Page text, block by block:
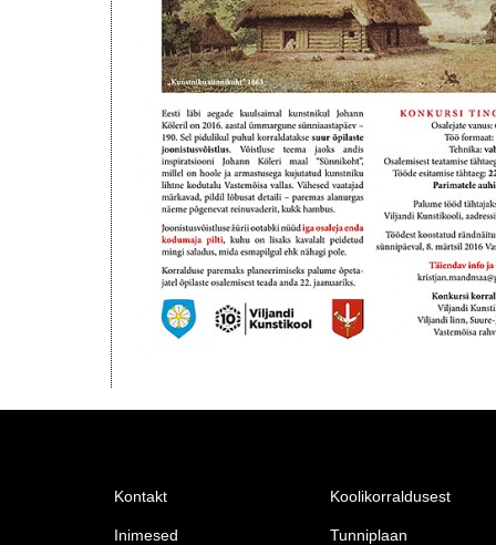
Kontakt
Inimesed
Koolikorraldusest
Tunniplaan